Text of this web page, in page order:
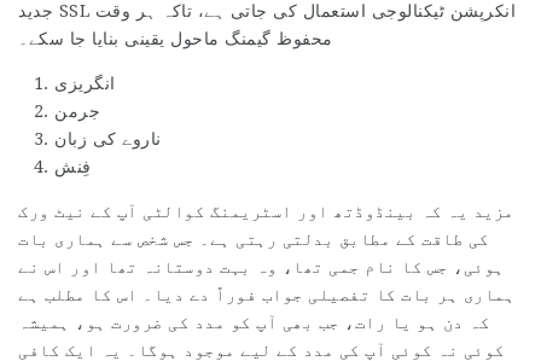
جدید SSL انکرپشن ٹیکنالوجی استعمال کی جاتی ہے، تاکہ ہر وقت
محفوظ گیمنگ ماحول یقینی بنایا جا سکے۔
انگریزی
جرمن
ناروے کی زبان
فِنش
مزید یہ کہ بینڈوڈتھ اور اسٹریمنگ کوالٹی آپ کے نیٹ ورک
کی طاقت کے مطابق بدلتی رہتی ہے۔ جس شخص سے ہماری بات
ہوئی، جس کا نام جمی تھا، وہ بہت دوستانہ تھا اور اس نے
ہماری ہر بات کا تفصیلی جواب فوراً دے دیا۔ اس کا مطلب ہے
کہ دن ہو یا رات، جب بھی آپ کو مدد کی ضرورت ہو، ہمیشہ
کوئی نہ کوئی آپ کی مدد کے لیے موجود ہوگا۔ یہ ایک کافی